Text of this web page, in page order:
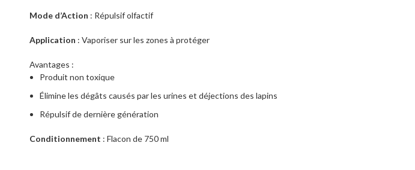
Mode d’Action : Répulsif olfactif
Application : Vaporiser sur les zones à protéger
Avantages :
Produit non toxique
Élimine les dégâts causés par les urines et déjections des lapins
Répulsif de dernière génération
Conditionnement : Flacon de 750 ml